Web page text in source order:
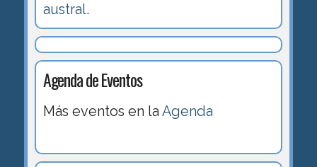
austral.
Agenda de Eventos
Más eventos en la Agenda